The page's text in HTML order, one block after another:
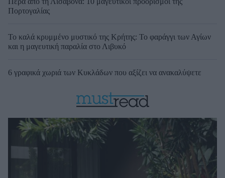
Πορτογαλίας
Το καλά κρυμμένο μυστικό της Κρήτης: Το φαράγγι των Αγίων
και η μαγευτική παραλία στο Λιβυκό
6 γραφικά χωριά των Κυκλάδων που αξίζει να ανακαλύψετε